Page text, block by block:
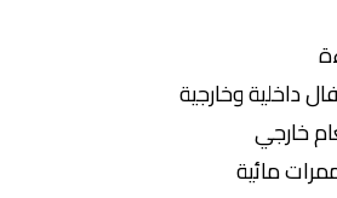
داخلية وخارجية
خارجي
مائية